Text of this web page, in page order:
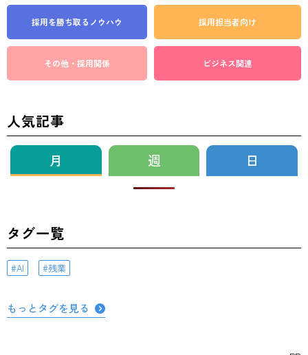
採用を勝ち取る ノウハウ 採用担当者向け
その他・採用関係 ビジネス関連
人気記事
月 週 日
タグ一覧
AI 残業
もっとタグを見る